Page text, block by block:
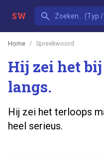
SW
Home Spreekwoord
Hij zei het
langs.
Hij zei het terloops
heel serieus.